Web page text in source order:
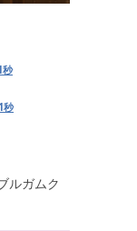
秒
秒
ルガムク